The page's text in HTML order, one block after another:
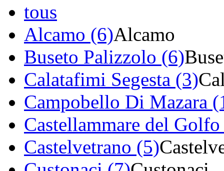
tous
Alcamo (6)Alcamo
Buseto Palizzolo (6)
Calatafimi Segesta (3)
Campobello Di Mazara
Castellammare del
Castelvetrano (5)